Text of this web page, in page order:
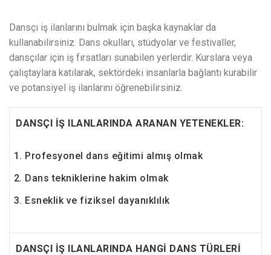
Dansçı iş ilanlarını bulmak için başka kaynaklar da
kullanabilirsiniz. Dans okulları, stüdyolar ve festivaller,
dansçılar için iş fırsatları sunabilen yerlerdir. Kurslara veya
çalıştaylara katılarak, sektördeki insanlarla bağlantı kurabilir
ve potansiyel iş ilanlarını öğrenebilirsiniz.
DANSÇI İŞ ILANLARINDA ARANAN YETENEKLER:
Profesyonel dans eğitimi almış olmak
Dans tekniklerine hakim olmak
Esneklik ve fiziksel dayanıklılık
DANSÇI İŞ ILANLARINDA HANGİ DANS TÜRLERİ